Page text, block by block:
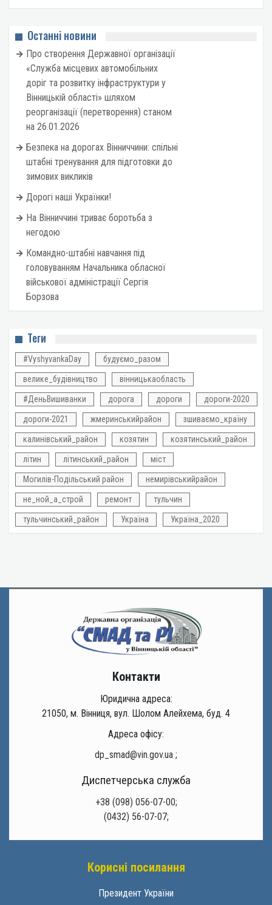
Останні новини
Про створення Державної організації
«Служба місцевих автомобільних
доріг та розвитку інфраструктури у
Вінницькій області» шляхом
реорганізації (перетворення) станом
на 26.01.2026
Безпека на дорогах Вінниччини: спільні
штабні тренування для підготовки до
зимових викликів
Дорогі наші Українки!
На Вінниччині триває боротьба з
негодою
Командно-штабні навчання під
головуванням Начальника обласної
військової адміністрації Сергія
Борзова
Теги
#VyshyvankaDay будуємо_разом
велике_будівництво вінницькаобласть
#ДеньВишиванки дорога дороги дороги-2020
дороги-2021 жмеринськийрайон зшиваємо_країну
калинівський_район козятин козятинський_район
літин літинський_район міст
Могилів-Подільський район немирівськийрайон
не_ной_а_строй ремонт тульчин
тульчинський_район Україна Україна_2020
Контакти
Юридична адреса:
21050, м. Вінниця, вул. Шолом Алейхема, буд. 4
Адреса офісу:
dp_smad@vin.gov.ua ;
Диспетчерська служба
+38 (098) 056-07-00;
(0432) 56-07-07;
Корисні посилання
Президент України